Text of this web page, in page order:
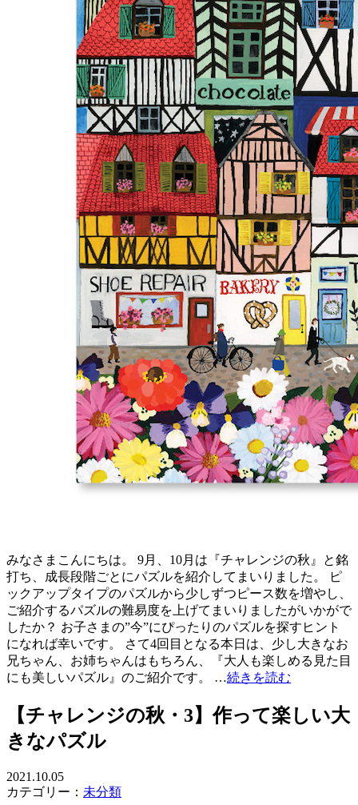
みなさまこんにちは。 9月、10月は『チャレンジの秋』と銘
打ち、成長段階ごとにパズルを紹介してまいりました。 ピ
ックアップタイプのパズルから少しずつピース数を増やし、
ご紹介するパズルの難易度を上げてまいりましたがいかがで
したか？ お子さまの”今”にぴったりのパズルを探すヒント
になれば幸いです。 さて4回目となる本日は、少し大きなお
兄ちゃん、お姉ちゃんはもちろん、『大人も楽しめる見た目
にも美しいパズル』のご紹介です。 …続きを読む
【チャレンジの秋・3】作って楽しい大
きなパズル
2021.10.05
カテゴリー： 未分類